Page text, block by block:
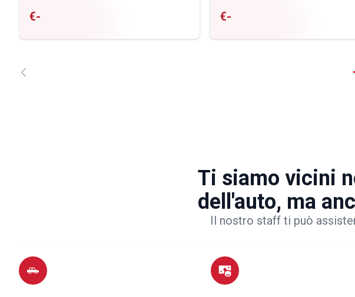
€- €-
Ti siamo vicini
dell'auto, ma
Il nostro staff ti può